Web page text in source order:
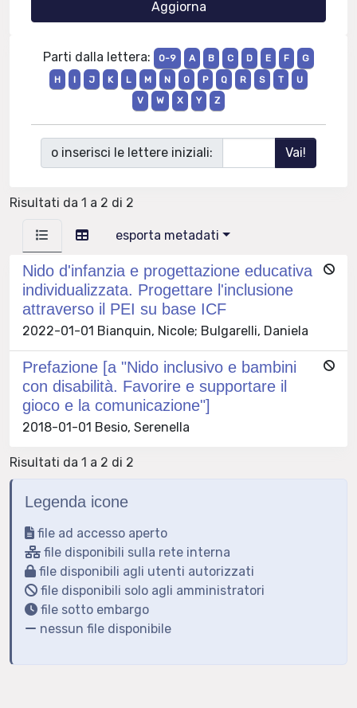
Parti dalla lettera: 0-9 A B C D E F
G
H
I J K L M N O P Q R S T
U
V
W X Y Z
o inserisci le lettere iniziali:
Risultati da 1 a 2 di 2
esporta metadati
Nido d'infanzia e progettazione educativa
individualizzata. Progettare l'inclusione
attraverso il PEI su base ICF
2022-01-01 Bianquin, Nicole; Bulgarelli, Daniela
Prefazione [a "Nido inclusivo e bambini
con disabilità. Favorire e supportare il
gioco e la comunicazione"]
2018-01-01 Besio, Serenella
Risultati da 1 a 2 di 2
Legenda icone
file ad accesso aperto
file disponibili sulla rete interna
file disponibili agli utenti autorizzati
file disponibili solo agli amministratori
file sotto embargo
nessun file disponibile